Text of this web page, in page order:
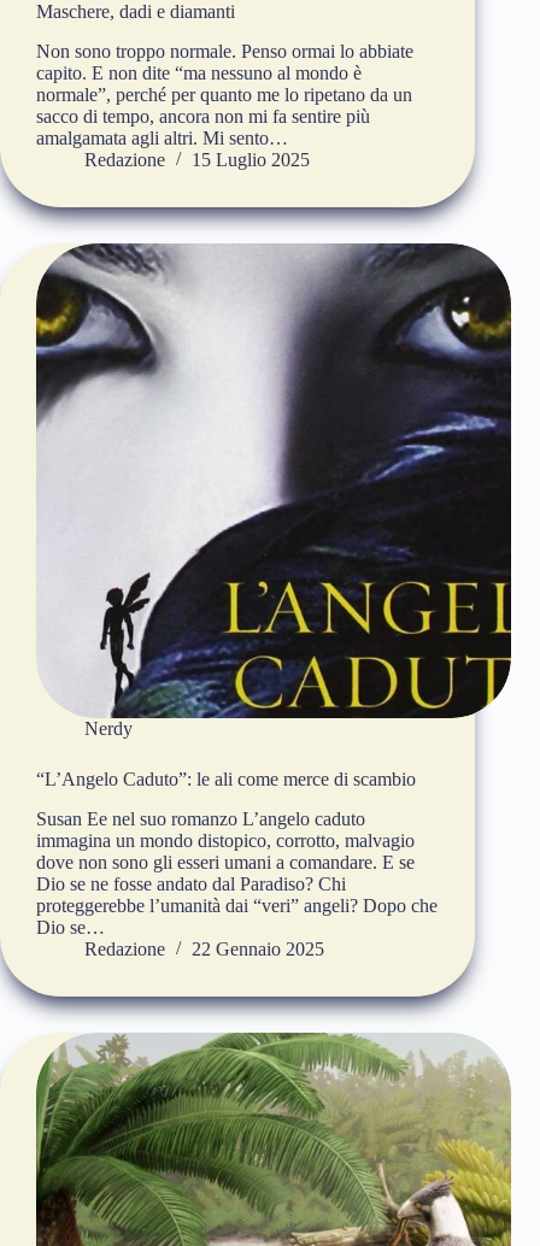
Maschere, dadi e diamanti
Non sono troppo normale. Penso ormai lo abbiate
capito. E non dite “ma nessuno al mondo è
normale”, perché per quanto me lo ripetano da un
sacco di tempo, ancora non mi fa sentire più
amalgamata agli altri. Mi sento…
Redazione
15 Luglio 2025
Nerdy
“L’Angelo Caduto”: le ali come merce di scambio
Susan Ee nel suo romanzo L’angelo caduto
immagina un mondo distopico, corrotto, malvagio
dove non sono gli esseri umani a comandare. E se
Dio se ne fosse andato dal Paradiso? Chi
proteggerebbe l’umanità dai “veri” angeli? Dopo che
Dio se…
Redazione
22 Gennaio 2025